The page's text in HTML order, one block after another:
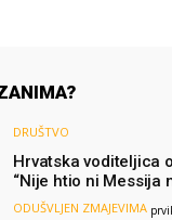
DRUŠTVO
Hrvatska voditeljica
“Nije htio ni Messija
želio samo dres
ODUŠVLJEN ZMAJEVIMA